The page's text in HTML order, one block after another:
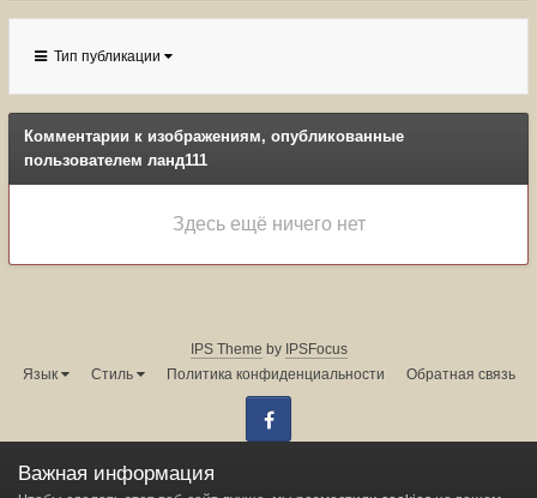
Тип публикации
Комментарии к изображениям, опубликованные
пользователем ланд111
Здесь ещё ничего нет
IPS Theme by IPSFocus
Язык
Стиль Политика конфиденциальности Обратная связь
Администрация форума:
Powered by Invision Community
Важная информация